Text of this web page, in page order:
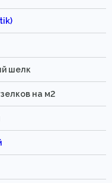
шелк
на м2